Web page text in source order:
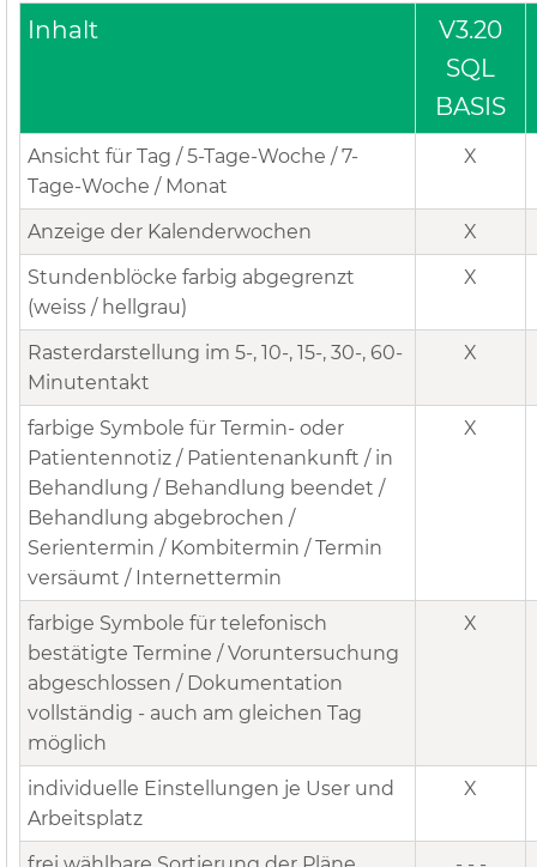
Inhalt
V3.20
SQL
BASIS
Ansicht für Tag / 5-Tage-Woche / 7-
Tage-Woche / Monat
X
Anzeige der Kalenderwochen
X
Stundenblöcke farbig abgegrenzt
(weiss / hellgrau)
X
Rasterdarstellung im 5-, 10-, 15-, 30-, 60-
Minutentakt
X
farbige Symbole für Termin- oder
Patientennotiz / Patientenankunft / in
Behandlung / Behandlung beendet /
Behandlung abgebrochen /
Serientermin / Kombitermin / Termin
versäumt / Internettermin
X
farbige Symbole für telefonisch
bestätigte Termine / Voruntersuchung
abgeschlossen / Dokumentation
vollständig - auch am gleichen Tag
möglich
X
individuelle Einstellungen je User und
Arbeitsplatz
X